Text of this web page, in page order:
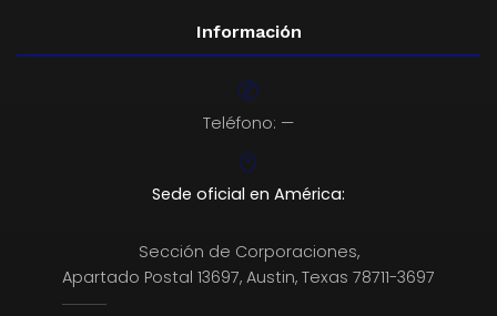
Información
Teléfono: —
Sede oficial en América:
Sección de Corporaciones,
Apartado Postal 13697, Austin, Texas 78711-3697